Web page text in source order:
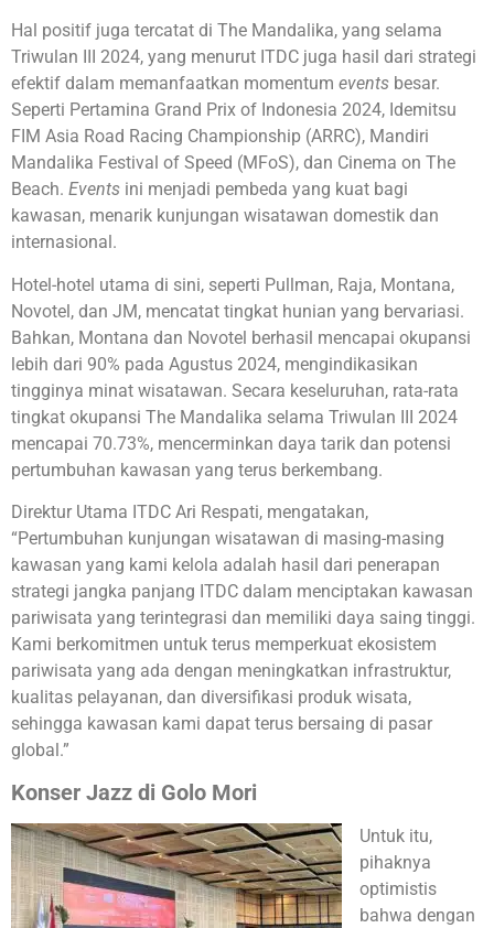
Hal positif juga tercatat di The Mandalika, yang selama
Triwulan III 2024, yang menurut ITDC juga hasil dari strategi
efektif dalam memanfaatkan momentum events besar.
Seperti Pertamina Grand Prix of Indonesia 2024, Idemitsu
FIM Asia Road Racing Championship (ARRC), Mandiri
Mandalika Festival of Speed (MFoS), dan Cinema on The
Beach. Events ini menjadi pembeda yang kuat bagi
kawasan, menarik kunjungan wisatawan domestik dan
internasional.
Hotel-hotel utama di sini, seperti Pullman, Raja, Montana,
Novotel, dan JM, mencatat tingkat hunian yang bervariasi.
Bahkan, Montana dan Novotel berhasil mencapai okupansi
lebih dari 90% pada Agustus 2024, mengindikasikan
tingginya minat wisatawan. Secara keseluruhan, rata-rata
tingkat okupansi The Mandalika selama Triwulan III 2024
mencapai 70.73%, mencerminkan daya tarik dan potensi
pertumbuhan kawasan yang terus berkembang.
Direktur Utama ITDC Ari Respati, mengatakan,
“Pertumbuhan kunjungan wisatawan di masing-masing
kawasan yang kami kelola adalah hasil dari penerapan
strategi jangka panjang ITDC dalam menciptakan kawasan
pariwisata yang terintegrasi dan memiliki daya saing tinggi.
Kami berkomitmen untuk terus memperkuat ekosistem
pariwisata yang ada dengan meningkatkan infrastruktur,
kualitas pelayanan, dan diversifikasi produk wisata,
sehingga kawasan kami dapat terus bersaing di pasar
global.”
Konser Jazz di Golo Mori
Untuk itu,
pihaknya
optimistis
bahwa dengan